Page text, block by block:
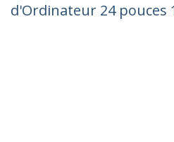
d'Ordinateur 24 pouces